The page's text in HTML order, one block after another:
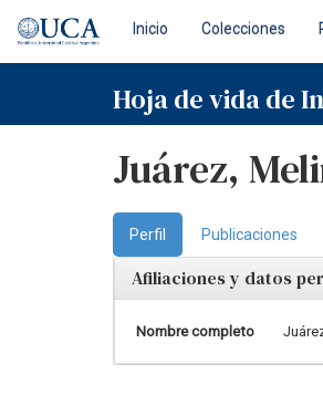
navigation
Inicio Colecciones
Hoja de vida de
Juárez,
Perfil Publicaciones
Afiliaciones y datos
Nombre completo